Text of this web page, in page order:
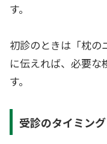
す。
初診のときは「枕の
に伝えれば、必要な
す。
受診のタイミン